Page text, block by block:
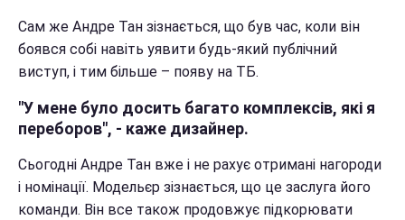
Сам же Андре Тан зізнається, що був час, коли він
боявся собі навіть уявити будь-який публічний
виступ, і тим більше – появу на ТБ.
"У мене було досить багато комплексів, які я
переборов", - каже дизайнер.
Сьогодні Андре Тан вже і не рахує отримані нагороди
і номінації. Модельєр зізнається, що це заслуга його
команди. Він все також продовжує підкорювати